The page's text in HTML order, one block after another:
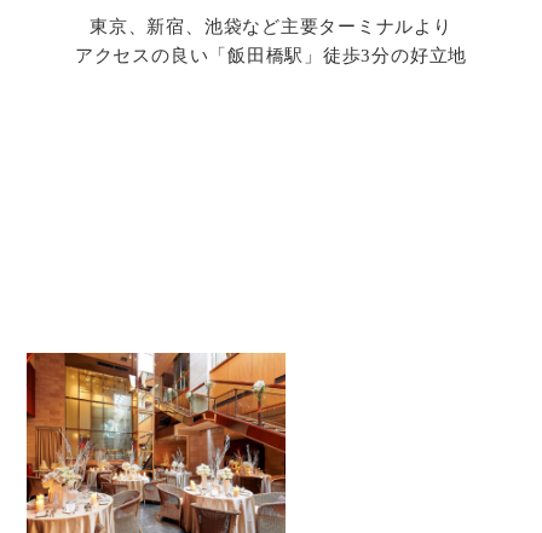
東京、新宿、池袋など主要ターミナルより
アクセスの良い「飯田橋駅」徒歩3分の好立地